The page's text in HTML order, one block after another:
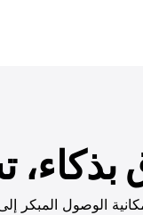
الوصول المبكر